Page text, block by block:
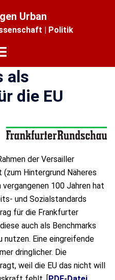
Urban
| Politik
als
die EU
der Versailler
Hintergrund Näheres
vergangenen 100 Jahren hat
und Sozialstandards
für die Frankfurter
auch als Benchmarks
nutzen. Eine eingreifende
dringlicher. Die
weil die EU das nicht will